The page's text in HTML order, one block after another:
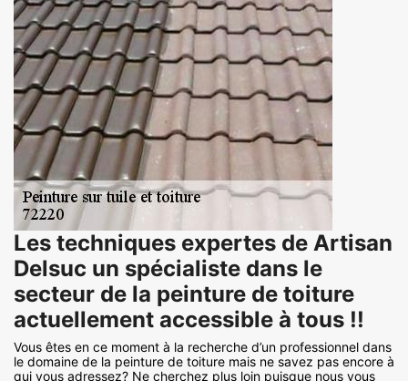
Les techniques expertes de Artisan
Delsuc un spécialiste dans le
secteur de la peinture de toiture
actuellement accessible à tous !!
Vous êtes en ce moment à la recherche d’un professionnel dans
le domaine de la peinture de toiture mais ne savez pas encore à
qui vous adressez? Ne cherchez plus loin puisque nous vous